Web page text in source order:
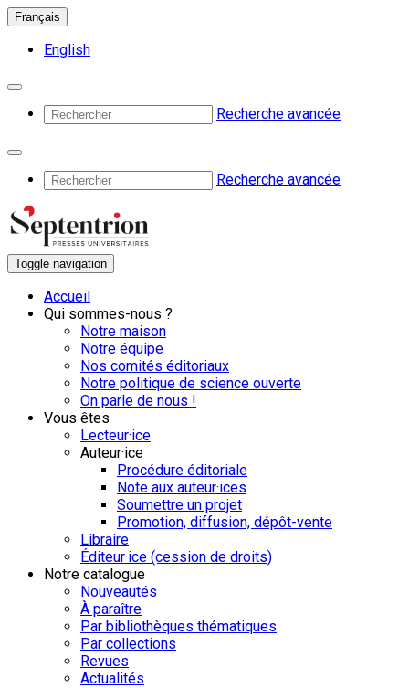
Français
English
Recherche avancée
Recherche avancée
Toggle navigation
Accueil
Qui sommes-nous ?
Notre maison
Notre équipe
Nos comités éditoriaux
Notre politique de science ouverte
On parle de nous !
Vous êtes
Lecteur·ice
Auteur·ice
Procédure éditoriale
Note aux auteur·ices
Soumettre un projet
Promotion, diffusion, dépôt-vente
Libraire
Éditeur·ice (cession de droits)
Notre catalogue
Nouveautés
À paraître
Par bibliothèques thématiques
Par collections
Revues
Actualités